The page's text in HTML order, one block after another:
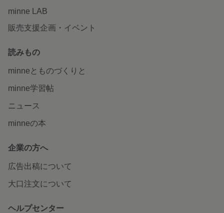
minne LAB
販売支援企画・イベント
読みもの
minneとものづくりと
minne学習帖
ニュース
minneの本
企業の方へ
広告出稿について
大口注文について
ヘルプセンター